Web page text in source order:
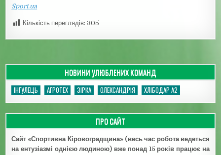
Sport.ua
Кількість переглядів: 305
НОВИНИ УЛЮБЛЕНИХ КОМАНД
ІНГУЛЕЦЬ АГРОТЕХ ЗІРКА ОЛЕКСАНДРІЯ ХЛІБОДАР А2
ПРО САЙТ
Сайт «Спортивна Кіровоградщина» (весь час робота ведеться
на ентузіазмі однією людиною) вже понад 15 років працює на